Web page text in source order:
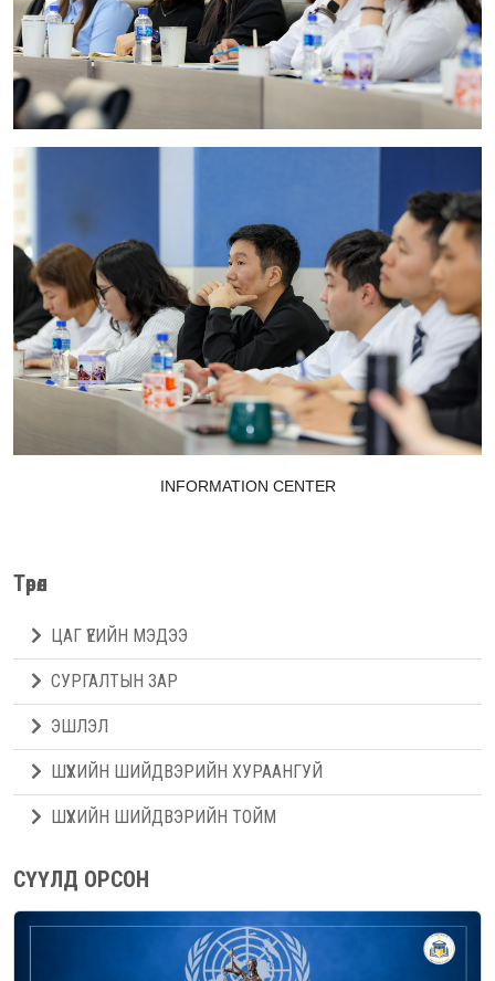
INFORMATION CENTER
Төрөл
ЦАГ ҮЕИЙН МЭДЭЭ
СУРГАЛТЫН ЗАР
ЭШЛЭЛ
ШҮҮХИЙН ШИЙДВЭРИЙН ХУРААНГУЙ
ШҮҮХИЙН ШИЙДВЭРИЙН ТОЙМ
СҮҮЛД ОРСОН